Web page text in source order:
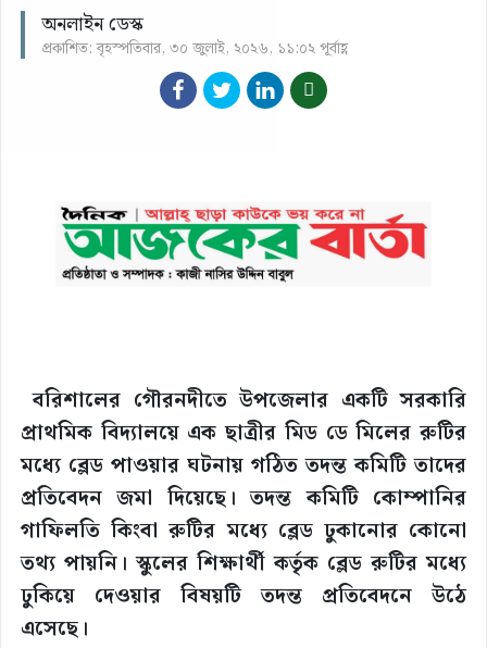
অনলাইন ডেস্ক
প্রকাশিত: বৃহস্পতিবার, ৩০ জুলাই, ২০২৬, ১১:০২ পূর্বাহ্ণ
বরিশালের গৌরনদীতে উপজেলার একটি সরকারি
প্রাথমিক বিদ্যালয়ে এক ছাত্রীর মিড ডে মিলের রুটির
মধ্যে ব্লেড পাওয়ার ঘটনায় গঠিত তদন্ত কমিটি তাদের
প্রতিবেদন জমা দিয়েছে। তদন্ত কমিটি কোম্পানির
গাফিলতি কিংবা রুটির মধ্যে ব্লেড ঢুকানোর কোনো
তথ্য পায়নি। স্কুলের শিক্ষার্থী কর্তৃক ব্লেড রুটির মধ্যে
ঢুকিয়ে দেওয়ার বিষয়টি তদন্ত প্রতিবেদনে উঠে
এসেছে।